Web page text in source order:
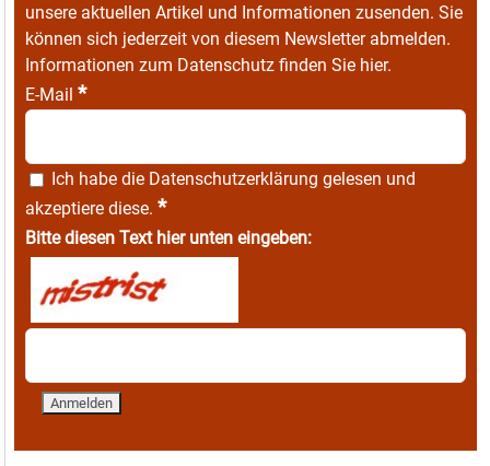
unsere aktuellen Artikel und Informationen zusenden. Sie
können sich jederzeit von diesem Newsletter abmelden.
Informationen zum Datenschutz finden Sie hier.
E-Mail *
Ich habe die Datenschutzerklärung gelesen und
akzeptiere diese. *
Bitte diesen Text hier unten eingeben: